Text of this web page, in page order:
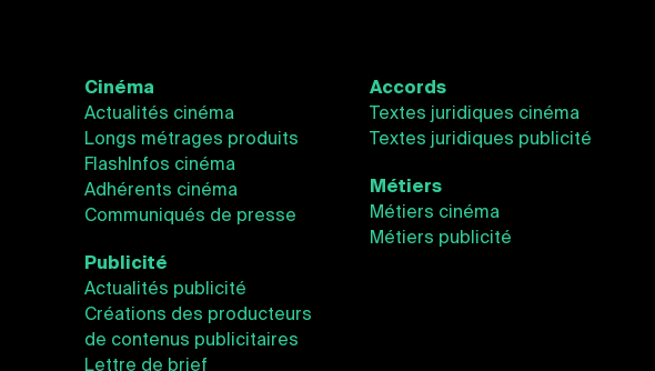
Cinéma
Actualités cinéma
Longs métrages produits
FlashInfos cinéma
Adhérents cinéma
Communiqués de presse
Publicité
Actualités publicité
Créations des producteurs
de contenus publicitaires
Lettre de brief
Accords
Textes juridiques cinéma
Textes juridiques publicité
Métiers
Métiers cinéma
Métiers publicité